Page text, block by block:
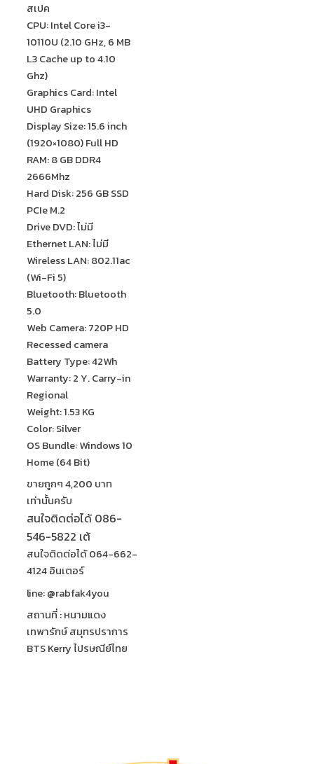
สเปค
CPU: Intel Core i3-
10110U (2.10 GHz, 6 MB
L3 Cache up to 4.10
Ghz)
Graphics Card: Intel
UHD Graphics
Display Size: 15.6 inch
(1920×1080) Full HD
RAM: 8 GB DDR4
2666Mhz
Hard Disk: 256 GB SSD
PCIe M.2
Drive DVD: ไม่มี
Ethernet LAN: ไม่มี
Wireless LAN: 802.11ac
(Wi-Fi 5)
Bluetooth: Bluetooth
5.0
Web Camera: 720P HD
Recessed camera
Battery Type: 42Wh
Warranty: 2 Y. Carry-in
Regional
Weight: 1.53 KG
Color: Silver
OS Bundle: Windows 10
Home (64 Bit)
ขายถูกๆ 4,200 บาท
เท่านั้นครับ
สนใจติดต่อได้ 086-
546-5822 เต้
สนใจติดต่อได้ 064-662-
4124 อินเตอร์
line: @rabfak4you
สถานที่ : หนามแดง
เทพารักษ์ สมุทรปราการ
BTS Kerry ไปรษณีย์ไทย